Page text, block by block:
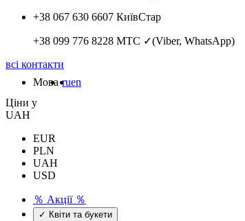
+38 067 630 6607 КиївСтар
+38 099 776 8228 МТС ✓(Viber, WhatsApp)
всі контакти
Мова ruen
Цiни у
UAH
EUR
PLN
UAH
USD
％ Акції ％
✓ Квіти та букети